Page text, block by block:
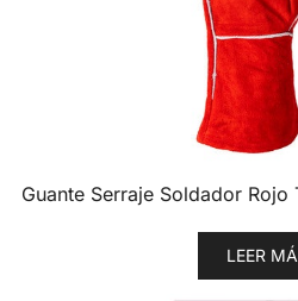
Guante Serraje Soldador
LEER